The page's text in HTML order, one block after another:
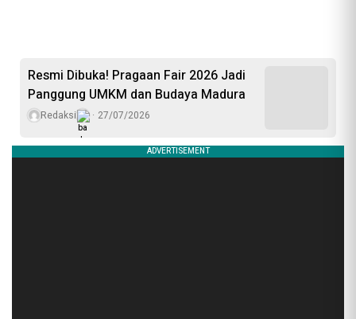
Resmi Dibuka! Pragaan Fair 2026 Jadi
Panggung UMKM dan Budaya Madura
Redaksi 27/07/2026